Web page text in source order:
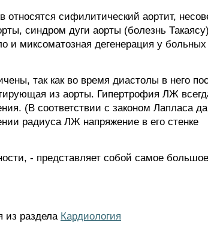
относятся сифилитический аортит,
синдром дуги аорты (болезнь
и миксоматозная дегенерация у больных
так как во время диастолы в него
из аорты. Гипертрофия ЛЖ
(В соответствии с законом Лапласа
радиуса ЛЖ напряжение в его стенке
- представляет собой самое
из раздела Кардиология